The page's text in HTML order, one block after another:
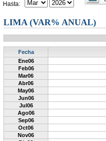
Hasta:
LIMA (VAR% ANUAL)
Fecha
Ene06
Feb06
Mar06
Abr06
May06
Jun06
Jul06
Ago06
Sep06
Oct06
Nov06